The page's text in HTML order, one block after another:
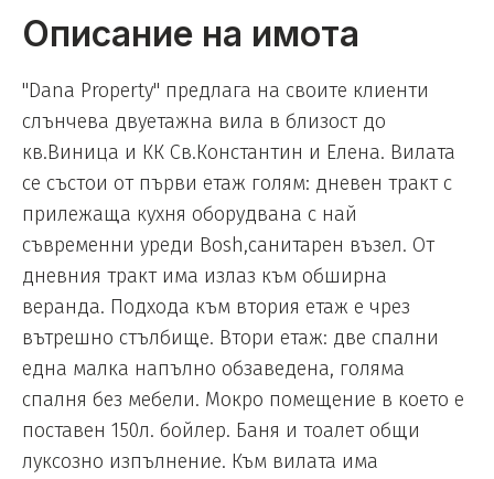
Описание на имота
"Dana Property" предлага на своите клиенти
слънчева двуетажна вила в близост до
кв.Виница и КК Св.Константин и Елена. Вилата
се състои от първи етаж голям: дневен тракт с
прилежаща кухня оборудвана с най
съвременни уреди Bosh,санитарен възел. От
дневния тракт има излаз към обширна
веранда. Подхода към втория етаж е чрез
вътрешно стълбище. Втори етаж: две спални
една малка напълно обзаведена, голяма
спалня без мебели. Мокро помещение в което е
поставен 150л. бойлер. Баня и тоалет общи
луксозно изпълнение. Към вилата има